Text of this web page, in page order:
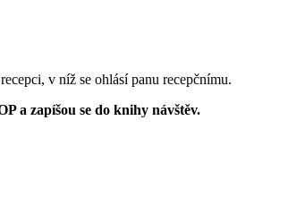
v níž se ohlásí panu recepčnímu.
a zapíšou se do knihy návštěv.